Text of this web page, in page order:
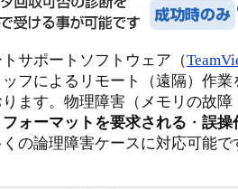
サポートソフトウェア（
フによるリモート（遠隔）作
ます。物理障害（メモリの故
フォーマットを要求される ・ 誤操
の論理障害ケースに対応可能で